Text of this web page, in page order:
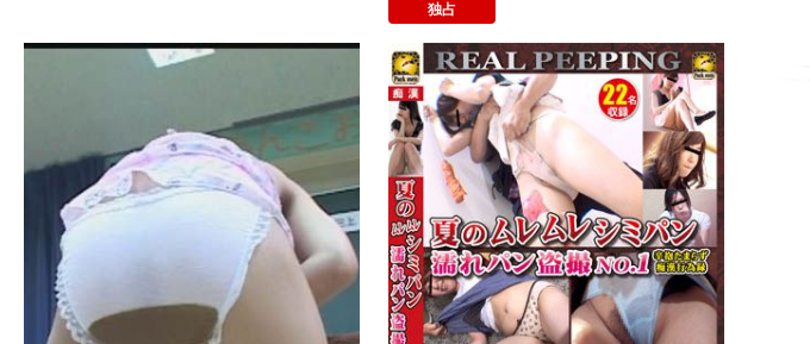
ージョン
教室観察 視姦ハイスクール うんこおもらし我慢大会2
独占